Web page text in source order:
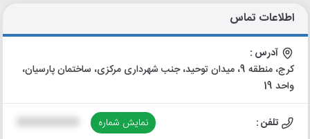
اطلاعات تماس
آدرس :
کرج، منطقه 9، میدان توحید، جنب شهرداری مرکزی، ساختمان پارسیان،
واحد 19
تلفن : نمایش شماره